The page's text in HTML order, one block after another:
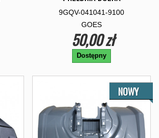
9GQV-041041-9100
GOES
50,00 zł
Dostępny
NOWY